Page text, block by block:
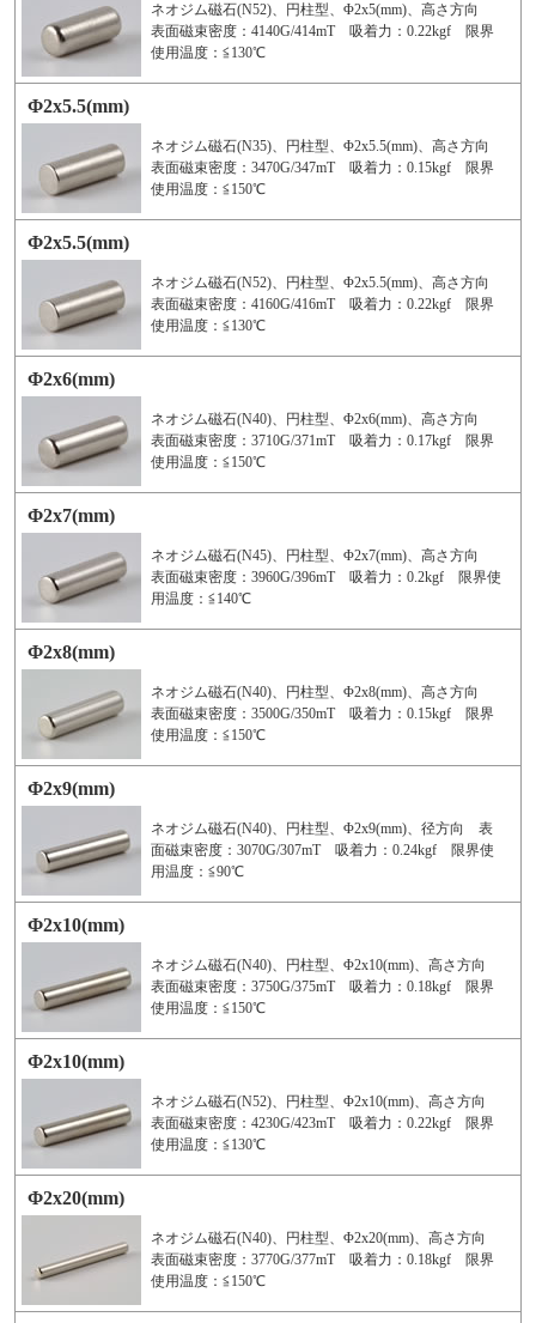
ネオジム磁石(N52)、円柱型、Φ2x5(mm)、高さ方向
表面磁束密度：4140G/414mT 吸着力：0.22kgf 限界
使用温度：≦130℃
Φ2x5.5(mm)
ネオジム磁石(N35)、円柱型、Φ2x5.5(mm)、高さ方向
表面磁束密度：3470G/347mT 吸着力：0.15kgf 限界
使用温度：≦150℃
Φ2x5.5(mm)
ネオジム磁石(N52)、円柱型、Φ2x5.5(mm)、高さ方向
表面磁束密度：4160G/416mT 吸着力：0.22kgf 限界
使用温度：≦130℃
Φ2x6(mm)
ネオジム磁石(N40)、円柱型、Φ2x6(mm)、高さ方向
表面磁束密度：3710G/371mT 吸着力：0.17kgf 限界
使用温度：≦150℃
Φ2x7(mm)
ネオジム磁石(N45)、円柱型、Φ2x7(mm)、高さ方向
表面磁束密度：3960G/396mT 吸着力：0.2kgf 限界使
用温度：≦140℃
Φ2x8(mm)
ネオジム磁石(N40)、円柱型、Φ2x8(mm)、高さ方向
表面磁束密度：3500G/350mT 吸着力：0.15kgf 限界
使用温度：≦150℃
Φ2x9(mm)
ネオジム磁石(N40)、円柱型、Φ2x9(mm)、径方向 表
面磁束密度：3070G/307mT 吸着力：0.24kgf 限界使
用温度：≦90℃
Φ2x10(mm)
ネオジム磁石(N40)、円柱型、Φ2x10(mm)、高さ方向
表面磁束密度：3750G/375mT 吸着力：0.18kgf 限界
使用温度：≦150℃
Φ2x10(mm)
ネオジム磁石(N52)、円柱型、Φ2x10(mm)、高さ方向
表面磁束密度：4230G/423mT 吸着力：0.22kgf 限界
使用温度：≦130℃
Φ2x20(mm)
ネオジム磁石(N40)、円柱型、Φ2x20(mm)、高さ方向
表面磁束密度：3770G/377mT 吸着力：0.18kgf 限界
使用温度：≦150℃